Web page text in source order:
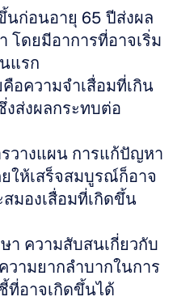
นก่อนอายุ 65 ปีส่งผล
โดยมีอาการที่อาจเริ่ม
แรก
อความจำเสื่อมที่เกิน
งส่งผลกระทบต่อ
วางแผน การแก้ปัญหา
ให้เสร็จสมบูรณ์ก็อาจ
มองเสื่อมที่เกิดขึ้น
า ความสับสนเกี่ยวกับ
วามยากลำบากในการ
ที่อาจเกิดขึ้นได้